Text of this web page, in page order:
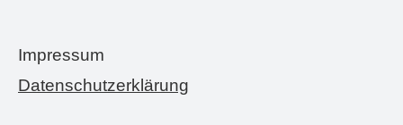
Impressum
Datenschutzerklärung